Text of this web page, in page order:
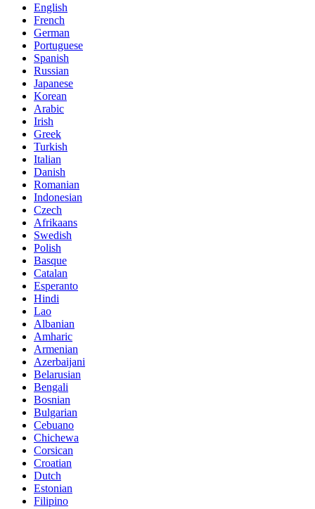
English
French
German
Portuguese
Spanish
Russian
Japanese
Korean
Arabic
Irish
Greek
Turkish
Italian
Danish
Romanian
Indonesian
Czech
Afrikaans
Swedish
Polish
Basque
Catalan
Esperanto
Hindi
Lao
Albanian
Amharic
Armenian
Azerbaijani
Belarusian
Bengali
Bosnian
Bulgarian
Cebuano
Chichewa
Corsican
Croatian
Dutch
Estonian
Filipino